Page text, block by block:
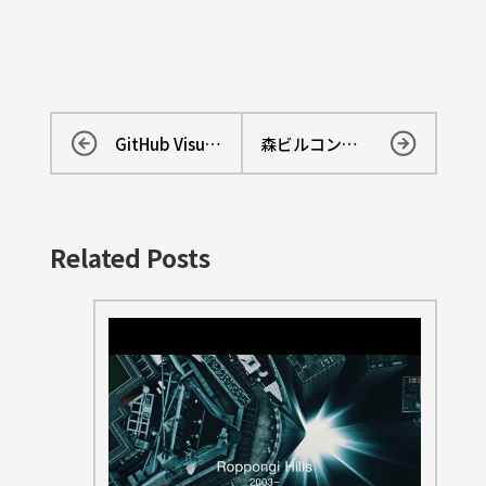
GitHub Visualizing a Codebase 森ビルコンセプトムービー
Related Posts